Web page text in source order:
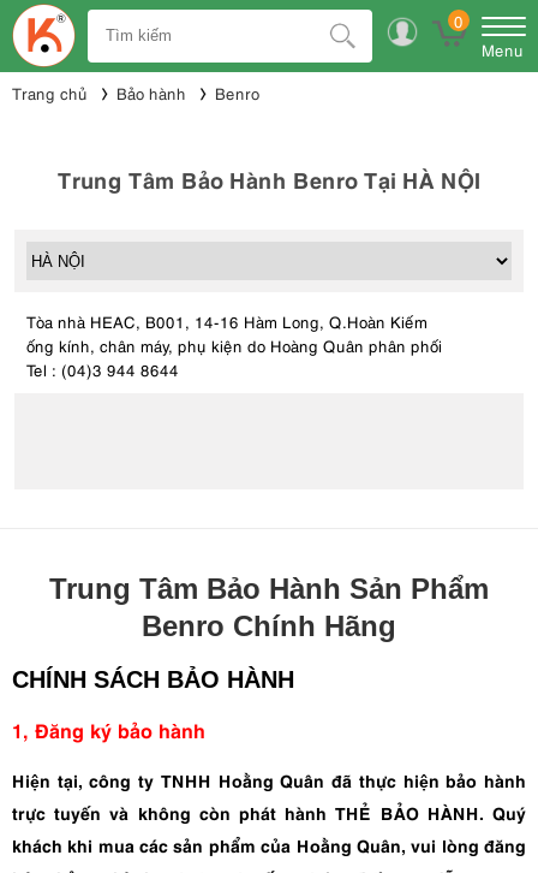
0
Menu
Trang chủ Bảo hành Benro
Trung Tâm Bảo Hành Benro Tại HÀ NỘI
Tòa nhà HEAC, B001, 14-16 Hàm Long, Q.Hoàn Kiếm
ống kính, chân máy, phụ kiện do Hoàng Quân phân phối
Tel : (04)3 944 8644
Trung Tâm Bảo Hành Sản Phẩm
Benro Chính Hãng
CHÍNH SÁCH BẢO HÀNH
1, Đăng ký bảo hành
Hiện tại, công ty TNHH Hoằng Quân đã thực hiện bảo hành
trực tuyến và không còn phát hành THẺ BẢO HÀNH. Quý
khách khi mua các sản phẩm của Hoằng Quân, vui lòng đăng